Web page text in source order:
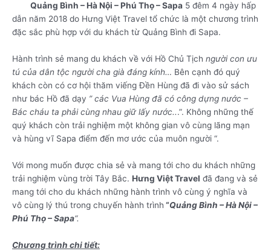
Quảng Bình – Hà Nội – Phú Thọ – Sapa 5 đêm 4 ngày hấp
dẫn năm 2018 do Hưng Việt Travel tổ chức là một chương trình
đặc sắc phù hợp với du khách từ Quảng Bình đi Sapa.
Hành trình sẻ mang du khách về với Hồ Chủ Tịch người con ưu
tú của dân tộc người cha già đáng kính… Bên cạnh đó quý
khách còn có cơ hội thăm viếng Đền Hùng đã đi vào sử sách
như bác Hồ đã dạy ” các Vua Hùng đã có công dựng nước –
Bác cháu ta phải cùng nhau giữ lấy nước...”. Không những thế
quý khách còn trải nghiệm một không gian vô cùng lãng mạn
và hùng vĩ Sapa điểm đến mơ ước của muôn người “.
Với mong muốn được chia sẻ và mang tới cho du khách những
trải nghiệm vùng trời Tây Bắc. Hưng Việt Travel đã đang và sẻ
mang tới cho du khách những hành trình vô cùng ý nghĩa và
vô cùng lý thú trong chuyến hành trình “Quảng Bình – Hà Nội –
Phú Thọ – Sapa“.
Chương trình chi tiết: